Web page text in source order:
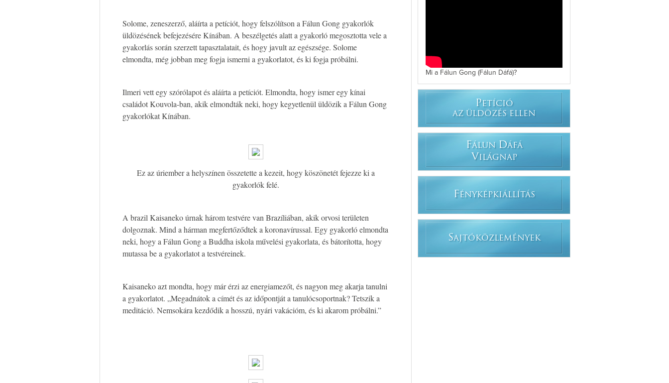
Solome, zeneszerző, aláírta a petíciót, hogy felszólítson a Fálun Gong gyakorlók
üldözésének befejezésére Kínában. A beszélgetés alatt a gyakorló megosztotta vele a
gyakorlás során szerzett tapasztalatait, és hogy javult az egészsége. Solome
elmondta, még jobban meg fogja ismerni a gyakorlatot, és ki fogja próbálni.
Ilmeri vett egy szórólapot és aláírta a petíciót. Elmondta, hogy ismer egy kínai
családot Kouvola-ban, akik elmondták neki, hogy kegyetlenül üldözik a Fálun Gong
gyakorlókat Kínában.
Ez az úriember a helyszínen összetette a kezeit, hogy köszönetét fejezze ki a
gyakorlók felé.
A brazil Kaisaneko úrnak három testvére van Brazíliában, akik orvosi területen
dolgoznak. Mind a hárman megfertőződtek a koronavírussal. Egy gyakorló elmondta
neki, hogy a Fálun Gong a Buddha iskola művelési gyakorlata, és bátorította, hogy
mutassa be a gyakorlatot a testvéreinek.
Kaisaneko azt mondta, hogy már érzi az energiamezőt, és nagyon meg akarja tanulni
a gyakorlatot. „Megadnátok a címét és az időpontját a tanulócsoportnak? Tetszik a
meditáció. Nemsokára kezdődik a hosszú, nyári vakációm, és ki akarom próbálni.”
Mi a Fálun Gong (Fálun Dáfá)?
PETÍCIÓ
AZ ÜLDÖZÉS ELLEN
FÁLUN DÁFÁ
VILÁGNAP
FÉNYKÉPKIÁLLÍTÁS
SAJTÓKÖZLEMÉNYEK